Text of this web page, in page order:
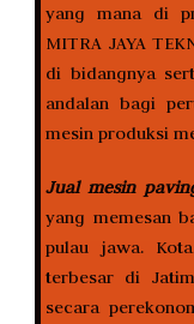
yang mana di
MITRA JAYA
di bidangnya
andalan bagi
mesin produksi
Jual mesin
yang memesan
pulau jawa.
terbesar di
secara